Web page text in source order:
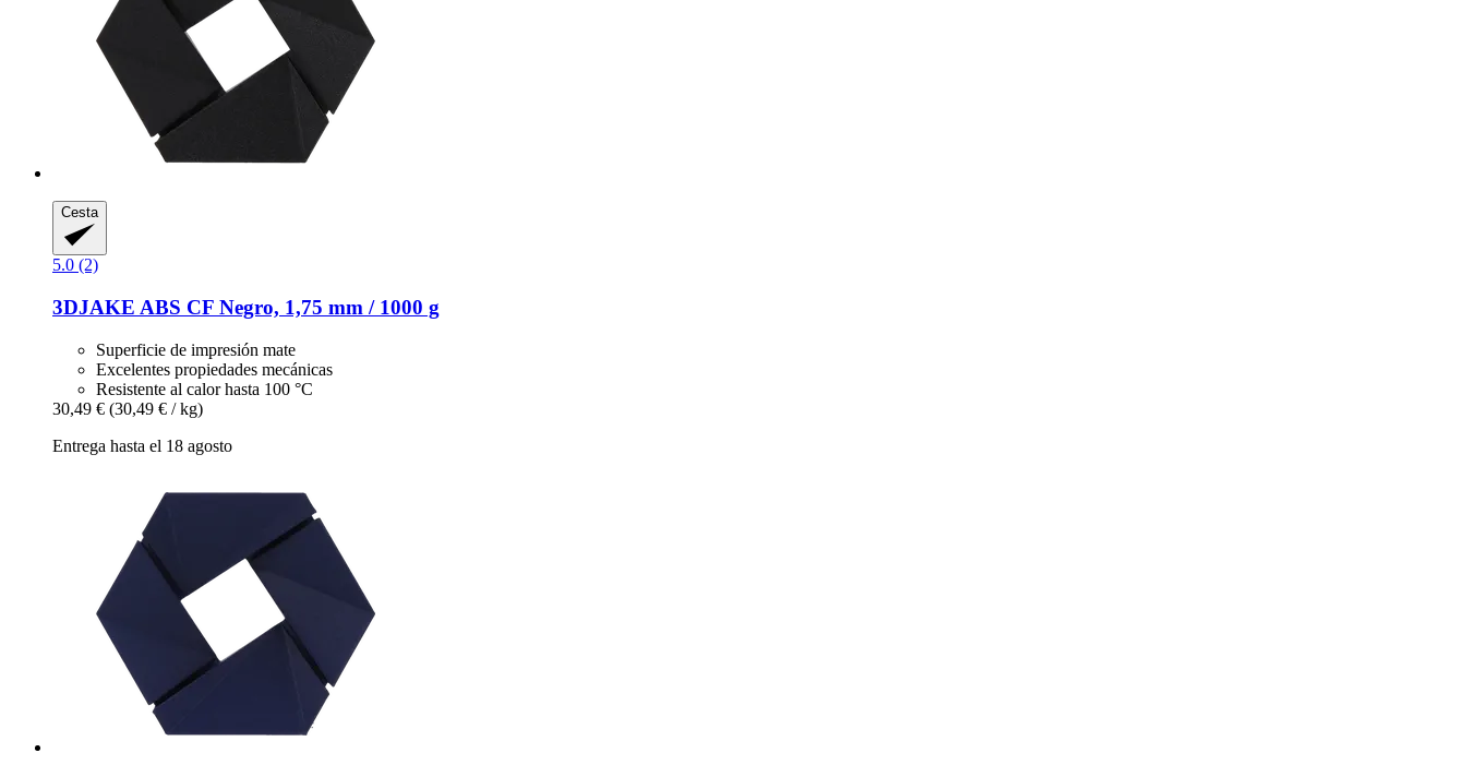
Cesta
5.0 (2)
3DJAKE ABS CF Negro, 1,75 mm / 1000 g
Superficie de impresión mate
Excelentes propiedades mecánicas
Resistente al calor hasta 100 °C
30,49 € (30,49 € / kg)
Entrega hasta el 18 agosto